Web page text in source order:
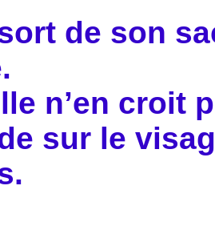
de son
n’en croit
sur le